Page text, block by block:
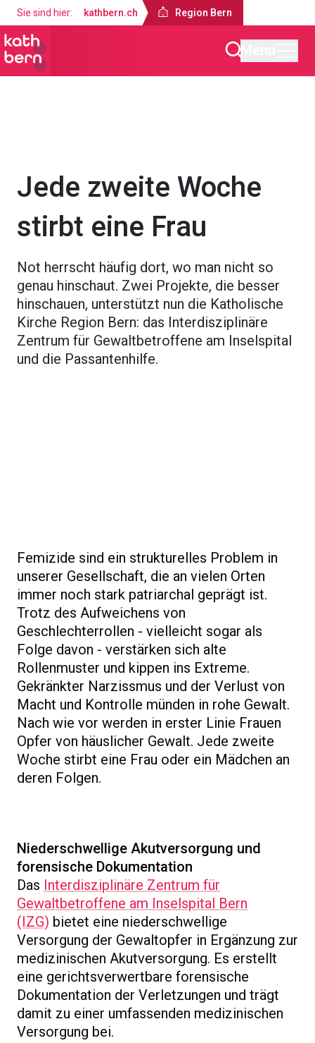
Sie sind hier: kathbern.ch Region Bern
Jede zweite Woche
stirbt eine Frau
Not herrscht häufig dort, wo man nicht so
genau hinschaut. Zwei Projekte, die besser
hinschauen, unterstützt nun die Katholische
Kirche Region Bern: das Interdisziplinäre
Zentrum für Gewaltbetroffene am Inselspital
und die Passantenhilfe.
Femizide sind ein strukturelles Problem in
unserer Gesellschaft, die an vielen Orten
immer noch stark patriarchal geprägt ist.
Trotz des Aufweichens von
Geschlechterrollen - vielleicht sogar als
Folge davon - verstärken sich alte
Rollenmuster und kippen ins Extreme.
Gekränkter Narzissmus und der Verlust von
Macht und Kontrolle münden in rohe Gewalt.
Nach wie vor werden in erster Linie Frauen
Opfer von häuslicher Gewalt. Jede zweite
Woche stirbt eine Frau oder ein Mädchen an
deren Folgen.
Niederschwellige Akutversorgung und
forensische Dokumentation
Das Interdisziplinäre Zentrum für
Gewaltbetroffene am Inselspital Bern
(IZG) bietet eine niederschwellige
Versorgung der Gewaltopfer in Ergänzung zur
medizinischen Akutversorgung. Es erstellt
eine gerichtsverwertbare forensische
Dokumentation der Verletzungen und trägt
damit zu einer umfassenden medizinischen
Versorgung bei.